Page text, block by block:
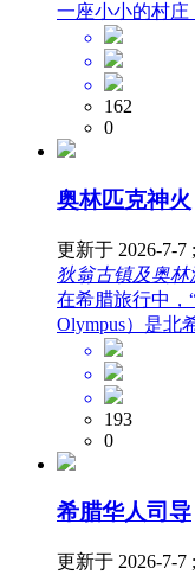
一座小小的村庄
162
0
奥林匹克神火
更新于 2026-7-7 ;
狄翁古镇及奥
在希腊旅行中，
Olympus）是北
193
0
希腊华人司导
更新于 2026-7-7 ;